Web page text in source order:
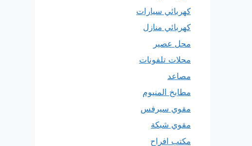
كهربائي سيارات
كهربائي منازل
محل عصير
محلات تلفونات
مصاعد
مطابخ المنيوم
مقوي سيرفس
مقوي شبكة
مكتب افراح